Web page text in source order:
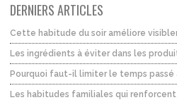
DERNIERS ARTICLES
Cette habitude du soir améliore
Les ingrédients à éviter dans les
Pourquoi faut-il limiter le temps passé
Les habitudes familiales qui